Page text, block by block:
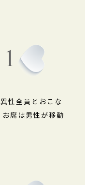
性全員とおこな
席は男性が移動